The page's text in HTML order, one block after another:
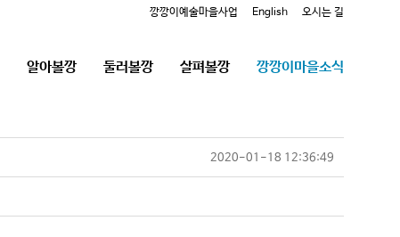
깡깡이예술마을사업 English 오시는 길
알아볼깡 둘러볼깡 살펴볼깡 깡깡이마을소식
2020-01-18 12:36:49